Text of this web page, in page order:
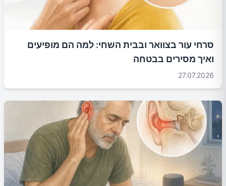
סרחי עור בצוואר ובבית השחי: למה הם מופיעים
ואיך מסירים בבטחה
27.07.2026